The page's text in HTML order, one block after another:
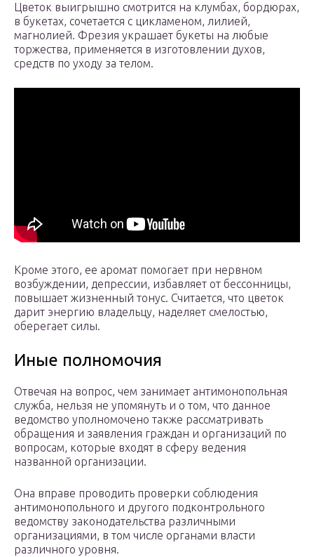
Цветок выигрышно смотрится на клумбах, бордюрах,
в букетах, сочетается с цикламеном, лилией,
магнолией. Фрезия украшает букеты на любые
торжества, применяется в изготовлении духов,
средств по уходу за телом.
Кроме этого, ее аромат помогает при нервном
возбуждении, депрессии, избавляет от бессонницы,
повышает жизненный тонус. Считается, что цветок
дарит энергию владельцу, наделяет смелостью,
оберегает силы.
Иные полномочия
Отвечая на вопрос, чем занимает антимонопольная
служба, нельзя не упомянуть и о том, что данное
ведомство уполномочено также рассматривать
обращения и заявления граждан и организаций по
вопросам, которые входят в сферу ведения
названной организации.
Она вправе проводить проверки соблюдения
антимонопольного и другого подконтрольного
ведомству законодательства различными
организациями, в том числе органами власти
различного уровня.